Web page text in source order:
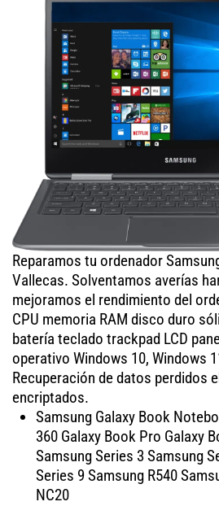
Reparamos tu ordenador
Vallecas. Solventamos averías
mejoramos el rendimiento del
CPU memoria RAM disco duro
batería teclado trackpad LCD
operativo Windows 10, Windows
Recuperación de datos perdidos
encriptados.
Samsung Galaxy Book
360 Galaxy Book Pro Galaxy
Samsung Series 3 Samsung
Series 9 Samsung R540
NC20